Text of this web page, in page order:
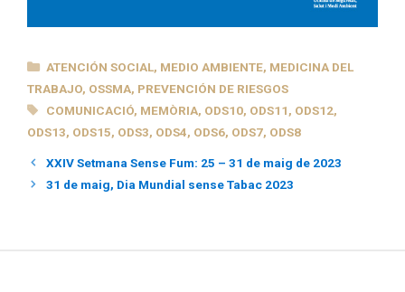
CATEGORÍAS
ATENCIÓN SOCIAL, MEDIO AMBIENTE, MEDICINA DEL
TRABAJO, OSSMA, PREVENCIÓN DE RIESGOS
ETIQUETAS
COMUNICACIÓ, MEMÒRIA, ODS10, ODS11, ODS12,
ODS13, ODS15, ODS3, ODS4, ODS6, ODS7, ODS8
XXIV Setmana Sense Fum: 25 – 31 de maig de 2023
31 de maig, Dia Mundial sense Tabac 2023